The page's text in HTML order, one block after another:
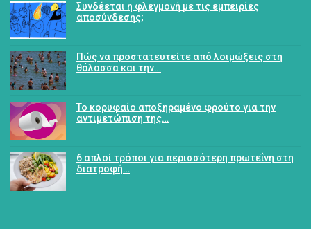
Συνδέεται η φλεγμονή με τις εμπειρίες
αποσύνδεσης;
Πώς να προστατευτείτε από λοιμώξεις στη
θάλασσα και την…
Το κορυφαίο αποξηραμένο φρούτο για την
αντιμετώπιση της…
6 απλοί τρόποι για περισσότερη πρωτεΐνη στη
διατροφή…